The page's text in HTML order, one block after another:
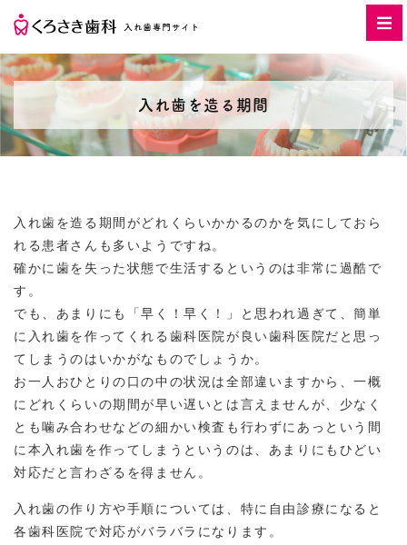
入れ歯を造る期間
入れ歯を造る期間がどれくらいかかるのかを気にしておら
れる患者さんも多いようですね。
確かに歯を失った状態で生活するというのは非常に過酷で
す。
でも、あまりにも「早く！早く！」と思われ過ぎて、簡単
に入れ歯を作ってくれる歯科医院が良い歯科医院だと思っ
てしまうのはいかがなものでしょうか。
お一人おひとりの口の中の状況は全部違いますから、一概
にどれくらいの期間が早い遅いとは言えませんが、少なく
とも噛み合わせなどの細かい検査も行わずにあっという間
に本入れ歯を作ってしまうというのは、あまりにもひどい
対応だと言わざるを得ません。
入れ歯の作り方や手順については、特に自由診療になると
各歯科医院で対応がバラバラになります。